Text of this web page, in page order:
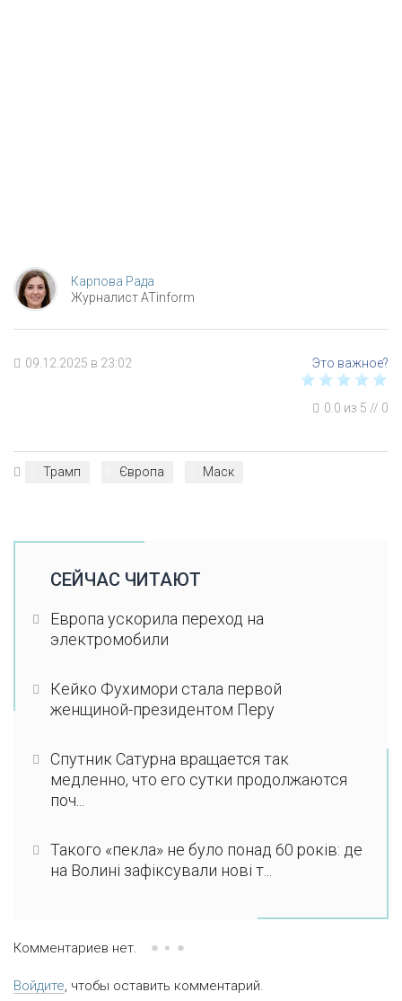
Карпова Рада
Журналист ATinform
09.12.2025 в 23:02
0.0 из 5 // 0
Трамп Європа Маск
СЕЙЧАС ЧИТАЮТ
Европа ускорила переход на
электромобили
Кейко Фухимори стала первой
женщиной-президентом Перу
Спутник Сатурна вращается так
медленно, что его сутки продолжаются
поч...
Такого «пекла» не було понад 60 років: де
на Волині зафіксували нові т...
Комментариев нет.
Войдите, чтобы оставить комментарий.